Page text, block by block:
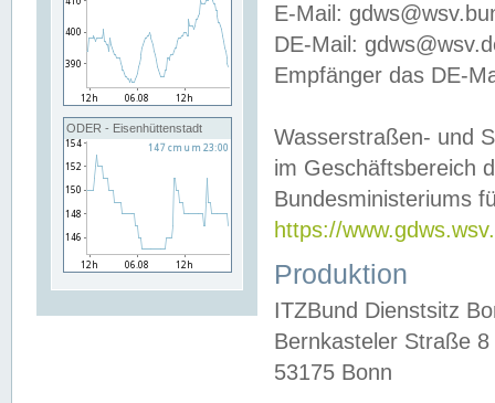
ODER - Eisenhüttenstadt
E-Mail:
DE-Mail:
Empfänger das DE-
Wasserstraßen- und
im Geschäftsbereich
Bundesministeriums
https://
Produktion
ITZBund Dienstsitz
Bernkasteler Straße 8
53175 Bonn